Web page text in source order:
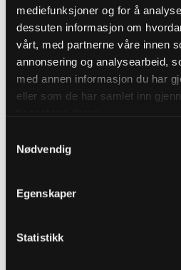
mediefunksjoner og for å
dessuten informasjon om
vårt, med partnerne våre innen
annonsering og analysearbeid,
med annen informasjon du har
eller som de har samlet inn
Nødvendig
Egenskaper
Statistikk
Finn riktig
Robuste løsninger som sikrer
håndtering av overvann. Vi
blågrønn og konvensjonell